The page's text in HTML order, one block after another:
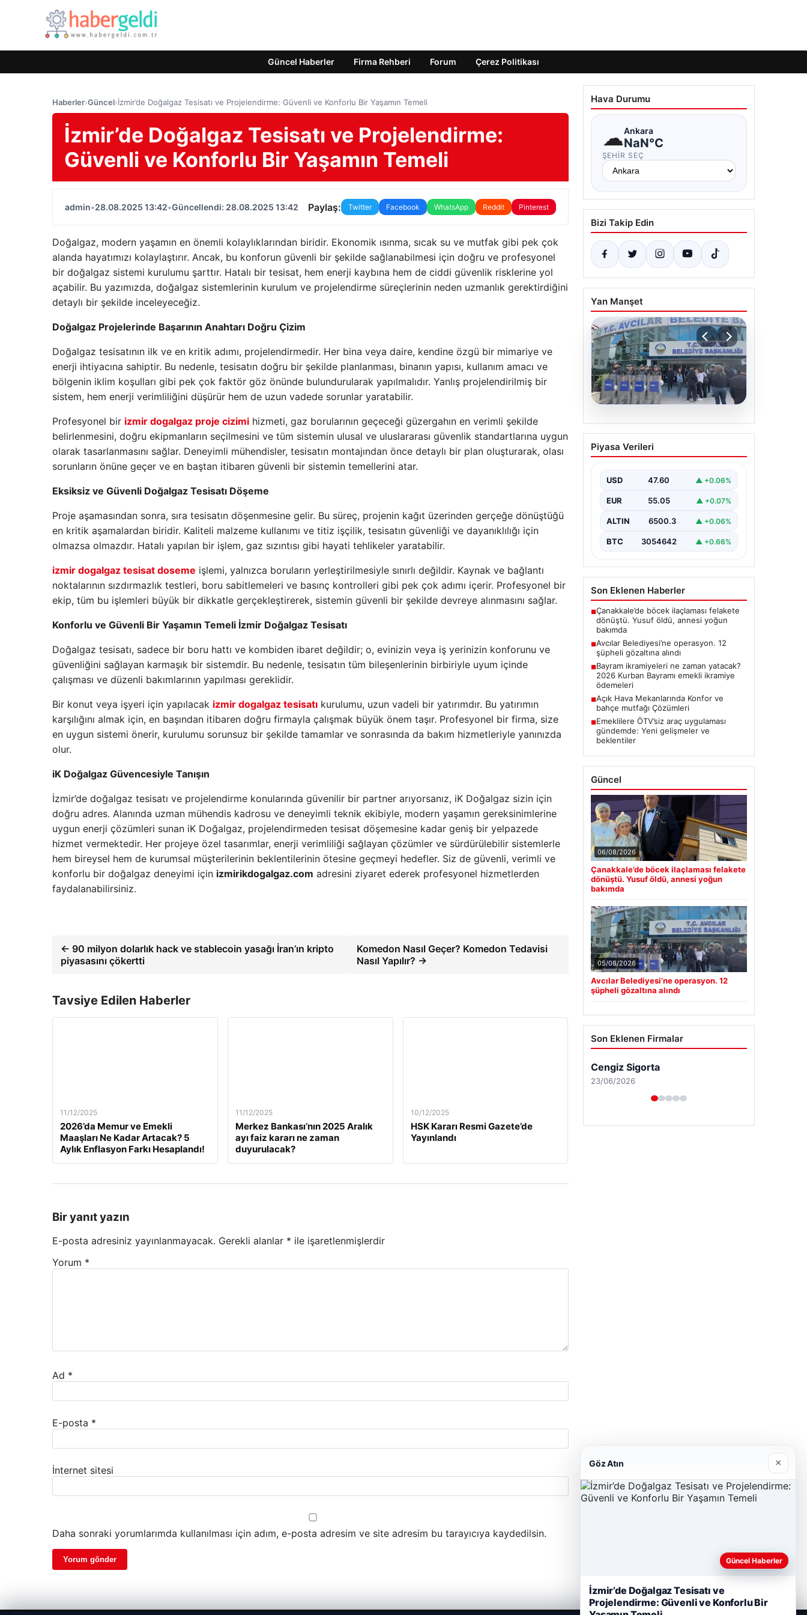
Güncel Haberler Firma Rehberi Forum Çerez Politikası
Haberler›Güncel›İzmir’de Doğalgaz Tesisatı ve Projelendirme: Güvenli ve Konforlu Bir Yaşamın Temeli
İzmir’de Doğalgaz Tesisatı ve Projelendirme:
Güvenli ve Konforlu Bir Yaşamın Temeli
admin•28.08.2025 13:42•Güncellendi: 28.08.2025 13:42 Paylaş: Twitter Facebook WhatsApp Reddit Pinterest
Doğalgaz, modern yaşamın en önemli kolaylıklarından biridir. Ekonomik ısınma, sıcak su ve mutfak gibi pek çok
alanda hayatımızı kolaylaştırır. Ancak, bu konforun güvenli bir şekilde sağlanabilmesi için doğru ve profesyonel
bir doğalgaz sistemi kurulumu şarttır. Hatalı bir tesisat, hem enerji kaybına hem de ciddi güvenlik risklerine yol
açabilir. Bu yazımızda, doğalgaz sistemlerinin kurulum ve projelendirme süreçlerinin neden uzmanlık gerektirdiğini
detaylı bir şekilde inceleyeceğiz.
Doğalgaz Projelerinde Başarının Anahtarı Doğru Çizim
Doğalgaz tesisatının ilk ve en kritik adımı, projelendirmedir. Her bina veya daire, kendine özgü bir mimariye ve
enerji ihtiyacına sahiptir. Bu nedenle, tesisatın doğru bir şekilde planlanması, binanın yapısı, kullanım amacı ve
bölgenin iklim koşulları gibi pek çok faktör göz önünde bulundurularak yapılmalıdır. Yanlış projelendirilmiş bir
sistem, hem enerji verimliliğini düşürür hem de uzun vadede sorunlar yaratabilir.
Profesyonel bir izmir dogalgaz proje cizimi hizmeti, gaz borularının geçeceği güzergahın en verimli şekilde
belirlenmesini, doğru ekipmanların seçilmesini ve tüm sistemin ulusal ve uluslararası güvenlik standartlarına uygun
olarak tasarlanmasını sağlar. Deneyimli mühendisler, tesisatın montajından önce detaylı bir plan oluşturarak, olası
sorunların önüne geçer ve en baştan itibaren güvenli bir sistemin temellerini atar.
Eksiksiz ve Güvenli Doğalgaz Tesisatı Döşeme
Proje aşamasından sonra, sıra tesisatın döşenmesine gelir. Bu süreç, projenin kağıt üzerinden gerçeğe dönüştüğü
en kritik aşamalardan biridir. Kaliteli malzeme kullanımı ve titiz işçilik, tesisatın güvenliği ve dayanıklılığı için
olmazsa olmazdır. Hatalı yapılan bir işlem, gaz sızıntısı gibi hayati tehlikeler yaratabilir.
izmir dogalgaz tesisat doseme işlemi, yalnızca boruların yerleştirilmesiyle sınırlı değildir. Kaynak ve bağlantı
noktalarının sızdırmazlık testleri, boru sabitlemeleri ve basınç kontrolleri gibi pek çok adımı içerir. Profesyonel bir
ekip, tüm bu işlemleri büyük bir dikkatle gerçekleştirerek, sistemin güvenli bir şekilde devreye alınmasını sağlar.
Konforlu ve Güvenli Bir Yaşamın Temeli İzmir Doğalgaz Tesisatı
Doğalgaz tesisatı, sadece bir boru hattı ve kombiden ibaret değildir; o, evinizin veya iş yerinizin konforunu ve
güvenliğini sağlayan karmaşık bir sistemdir. Bu nedenle, tesisatın tüm bileşenlerinin birbiriyle uyum içinde
çalışması ve düzenli bakımlarının yapılması gereklidir.
Bir konut veya işyeri için yapılacak izmir dogalgaz tesisatı kurulumu, uzun vadeli bir yatırımdır. Bu yatırımın
karşılığını almak için, en başından itibaren doğru firmayla çalışmak büyük önem taşır. Profesyonel bir firma, size
en uygun sistemi önerir, kurulumu sorunsuz bir şekilde tamamlar ve sonrasında da bakım hizmetleriyle yanınızda
olur.
iK Doğalgaz Güvencesiyle Tanışın
İzmir’de doğalgaz tesisatı ve projelendirme konularında güvenilir bir partner arıyorsanız, iK Doğalgaz sizin için
doğru adres. Alanında uzman mühendis kadrosu ve deneyimli teknik ekibiyle, modern yaşamın gereksinimlerine
uygun enerji çözümleri sunan iK Doğalgaz, projelendirmeden tesisat döşemesine kadar geniş bir yelpazede
hizmet vermektedir. Her projeye özel tasarımlar, enerji verimliliği sağlayan çözümler ve sürdürülebilir sistemlerle
hem bireysel hem de kurumsal müşterilerinin beklentilerinin ötesine geçmeyi hedefler. Siz de güvenli, verimli ve
konforlu bir doğalgaz deneyimi için izmirikdogalgaz.com adresini ziyaret ederek profesyonel hizmetlerden
faydalanabilirsiniz.
← 90 milyon dolarlık hack ve stablecoin yasağı İran’ın kripto
piyasasını çökertti
Komedon Nasıl Geçer? Komedon Tedavisi
Nasıl Yapılır? →
Tavsiye Edilen Haberler
11/12/2025
2026’da Memur ve Emekli
Maaşları Ne Kadar Artacak? 5
Aylık Enflasyon Farkı Hesaplandı!
11/12/2025
Merkez Bankası’nın 2025 Aralık
ayı faiz kararı ne zaman
duyurulacak?
10/12/2025
HSK Kararı Resmi Gazete’de
Yayınlandı
Bir yanıt yazın
E-posta adresiniz yayınlanmayacak. Gerekli alanlar * ile işaretlenmişlerdir
Yorum *
Ad *
E-posta *
İnternet sitesi
Daha sonraki yorumlarımda kullanılması için adım, e-posta adresim ve site adresim bu tarayıcıya kaydedilsin.
Hava Durumu
☁Ankara
NaN°C
ŞEHIR SEÇ
Bizi Takip Edin
Yan Manşet
05.08.2026
Avcılar Belediyesi’ne
operasyon. 12 şüpheli
Piyasa Verileri
USD 47.60 ▲ +0.06%
EUR 55.05 ▲ +0.07%
ALTIN 6500.3 ▲ +0.06%
BTC 3054642 ▲ +0.66%
Son Eklenen Haberler
■Çanakkale’de böcek ilaçlaması felakete
dönüştü. Yusuf öldü, annesi yoğun
bakımda
■Avcılar Belediyesi’ne operasyon. 12
şüpheli gözaltına alındı
■Bayram ikramiyeleri ne zaman yatacak?
2026 Kurban Bayramı emekli ikramiye
ödemeleri
■Açık Hava Mekanlarında Konfor ve
bahçe mutfağı Çözümleri
■Emeklilere ÖTV’siz araç uygulaması
gündemde: Yeni gelişmeler ve
beklentiler
Güncel
06/08/2026
Çanakkale’de böcek ilaçlaması felakete
dönüştü. Yusuf öldü, annesi yoğun
bakımda
05/08/2026
Avcılar Belediyesi’ne operasyon. 12
şüpheli gözaltına alındı
Son Eklenen Firmalar
Göz Atın ×
Güncel Haberler
İzmir’de Doğalgaz Tesisatı ve
Projelendirme: Güvenli ve Konforlu Bir